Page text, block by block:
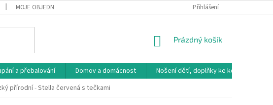
MOJE OBJEDNÁVKA DOPRAVA, PLATBY A
Přihlášení
NÁKUPNÍ
Prázdný košík
a přebalování Domov a domácnost
Nošení dětí, doplňky ke kočárkům
přírodní - Stella červená s tečkami